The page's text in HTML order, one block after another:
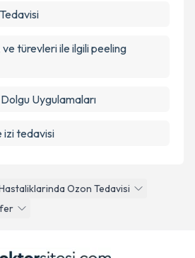
Ozon Tedavisi
türevleri ile ilgili peeling
Uygulamaları
izi tedavisi